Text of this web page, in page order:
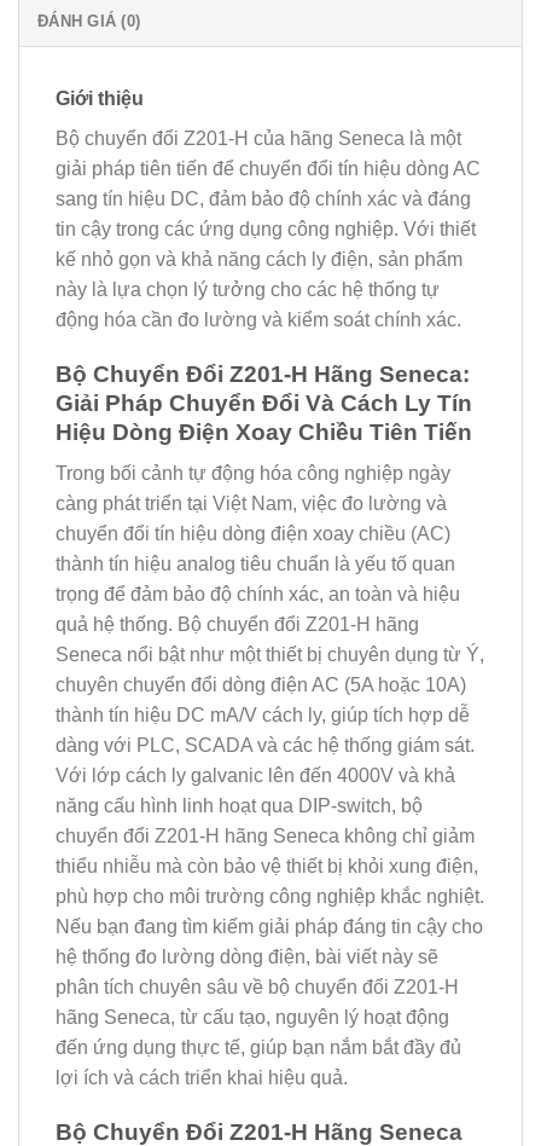
ĐÁNH GIÁ (0)
Giới thiệu
Bộ chuyển đổi Z201-H của hãng Seneca là một
giải pháp tiên tiến để chuyển đổi tín hiệu dòng AC
sang tín hiệu DC, đảm bảo độ chính xác và đáng
tin cậy trong các ứng dụng công nghiệp. Với thiết
kế nhỏ gọn và khả năng cách ly điện, sản phẩm
này là lựa chọn lý tưởng cho các hệ thống tự
động hóa cần đo lường và kiểm soát chính xác.
Bộ Chuyển Đổi Z201-H Hãng Seneca:
Giải Pháp Chuyển Đổi Và Cách Ly Tín
Hiệu Dòng Điện Xoay Chiều Tiên Tiến
Trong bối cảnh tự động hóa công nghiệp ngày
càng phát triển tại Việt Nam, việc đo lường và
chuyển đổi tín hiệu dòng điện xoay chiều (AC)
thành tín hiệu analog tiêu chuẩn là yếu tố quan
trọng để đảm bảo độ chính xác, an toàn và hiệu
quả hệ thống. Bộ chuyển đổi Z201-H hãng
Seneca nổi bật như một thiết bị chuyên dụng từ Ý,
chuyên chuyển đổi dòng điện AC (5A hoặc 10A)
thành tín hiệu DC mA/V cách ly, giúp tích hợp dễ
dàng với PLC, SCADA và các hệ thống giám sát.
Với lớp cách ly galvanic lên đến 4000V và khả
năng cấu hình linh hoạt qua DIP-switch, bộ
chuyển đổi Z201-H hãng Seneca không chỉ giảm
thiểu nhiễu mà còn bảo vệ thiết bị khỏi xung điện,
phù hợp cho môi trường công nghiệp khắc nghiệt.
Nếu bạn đang tìm kiếm giải pháp đáng tin cậy cho
hệ thống đo lường dòng điện, bài viết này sẽ
phân tích chuyên sâu về bộ chuyển đổi Z201-H
hãng Seneca, từ cấu tạo, nguyên lý hoạt động
đến ứng dụng thực tế, giúp bạn nắm bắt đầy đủ
lợi ích và cách triển khai hiệu quả.
Bộ Chuyển Đổi Z201-H Hãng Seneca